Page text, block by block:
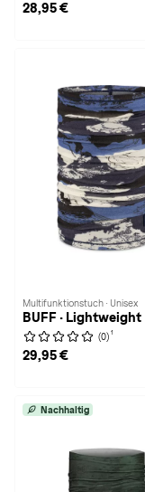
28,95 €
Multifunktionstuch · Unisex
BUFF · Lightweight
(0) 1
29,95 €
Nachhaltig